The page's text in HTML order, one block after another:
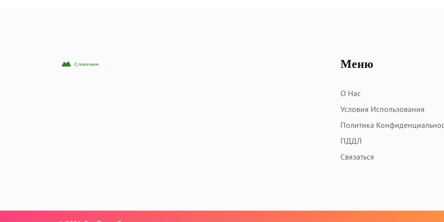
Меню
О Нас
Условия Использования
Политика
ПДДЛ
Связаться